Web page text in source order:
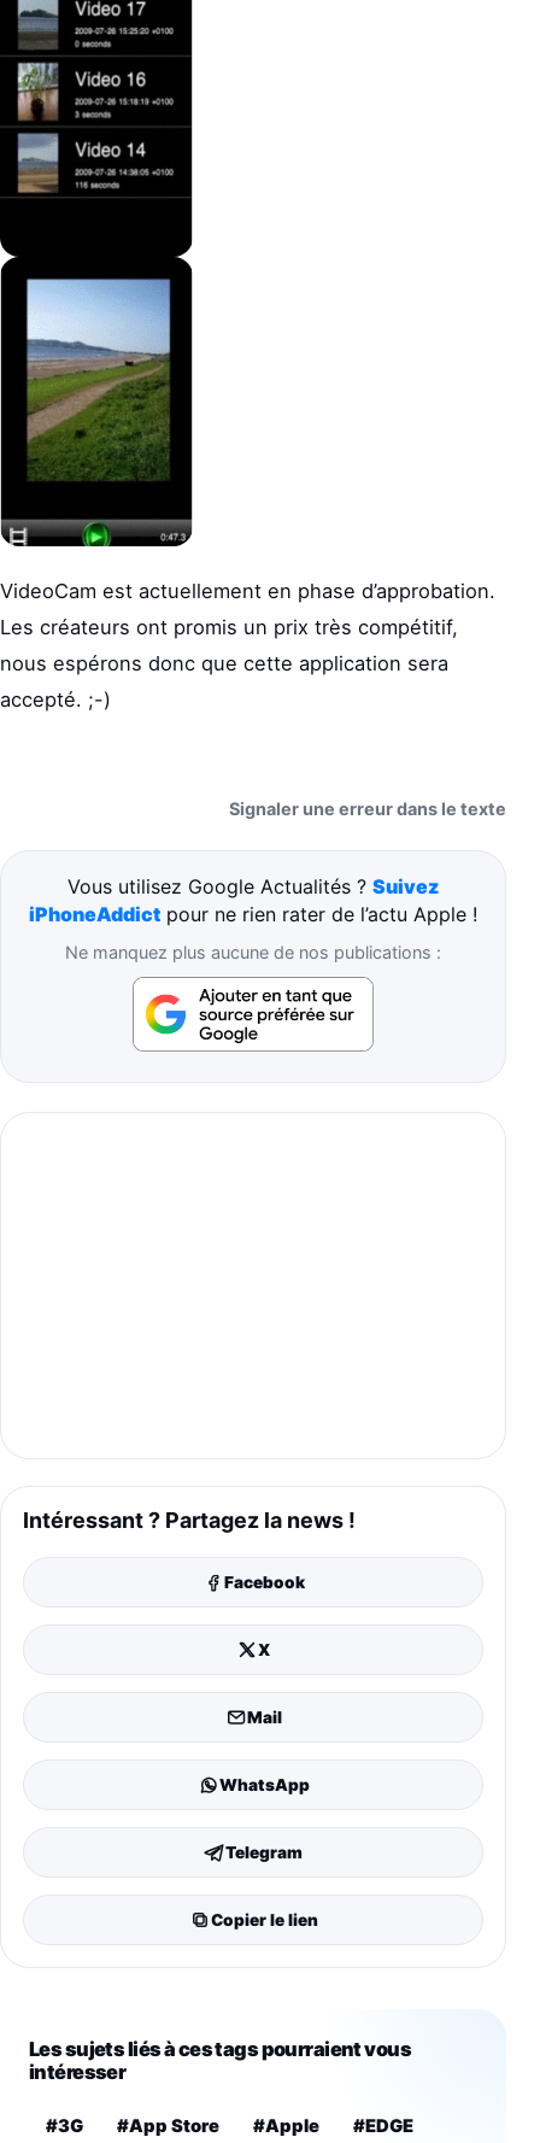
VideoCam est actuellement en phase d’approbation.
Les créateurs ont promis un prix très compétitif,
nous espérons donc que cette application sera
accepté. ;-)
Signaler une erreur dans le texte
Vous utilisez Google Actualités ? Suivez
iPhoneAddict pour ne rien rater de l’actu Apple !
Ne manquez plus aucune de nos publications :
Intéressant ? Partagez la news !
Facebook
X
Mail
WhatsApp
Telegram
Copier le lien
Les sujets liés à ces tags pourraient vous
intéresser
#3G #App Store #Apple #EDGE